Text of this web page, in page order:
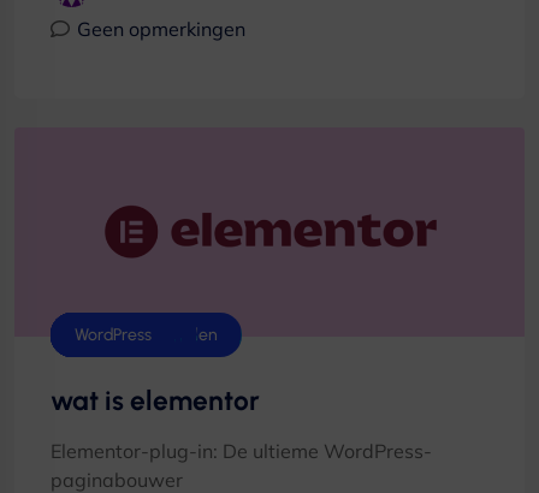
Geen opmerkingen
Handleidingen
Bedieningspanelen
Datacentrum
Hostingtips
Linux
Scripts
WordPress
wat is elementor
Elementor-plug-in: De ultieme WordPress-
paginabouwer